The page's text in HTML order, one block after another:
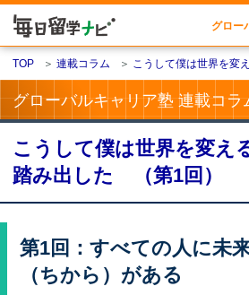
グロー
TOP ＞ 連載コラム ＞ こうして僕は世界を変
グローバルキャリア塾 連載コラ
こうして僕は世界を変え
踏み出した （第1回）
第1回：すべての人に未
（ちから）がある